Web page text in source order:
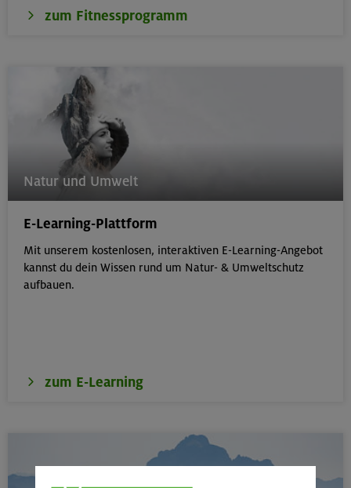
zum Fitnessprogramm
Natur und Umwelt
E-Learning-Plattform
Mit unserem kostenlosen, interaktiven E-Learning-Angebot
kannst du dein Wissen rund um Natur- & Umweltschutz
aufbauen.
zum E-Learning